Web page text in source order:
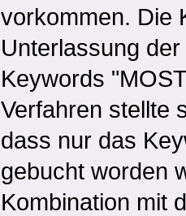
vorkommen. Die
Unterlassung
Keywords
Verfahren stellte
dass nur das
gebucht worden
Kombination mit